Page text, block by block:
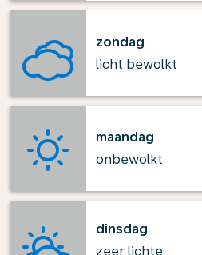
zondag
licht bewolkt
maandag
onbewolkt
dinsdag
zeer lichte